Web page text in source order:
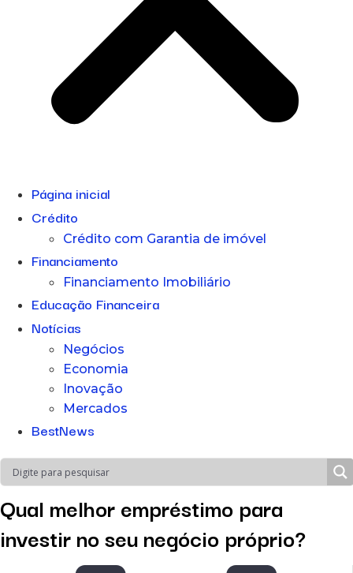
Página inicial
Crédito
Crédito com Garantia de imóvel
Financiamento
Financiamento Imobiliário
Educação Financeira
Notícias
Negócios
Economia
Inovação
Mercados
BestNews
Qual melhor empréstimo para
investir no seu negócio próprio?